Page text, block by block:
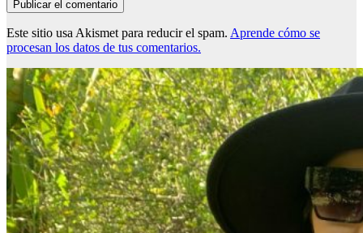
Este sitio usa Akismet para reducir el spam. Aprende cómo se
procesan los datos de tus comentarios.